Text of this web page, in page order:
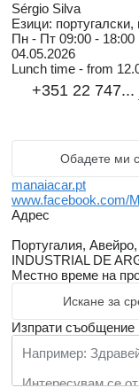
Sérgio Silva
Езици:
Пн - Пт 09:00 - 18:00
04.05.2026
Lunch time - from
+351 22 747...
Обадете ми
manaiacar.pt
www.facebook.com/
Адрес
Португалия,
INDUSTRIAL DE
Местно време на
Искане за
Изпрати съобщение